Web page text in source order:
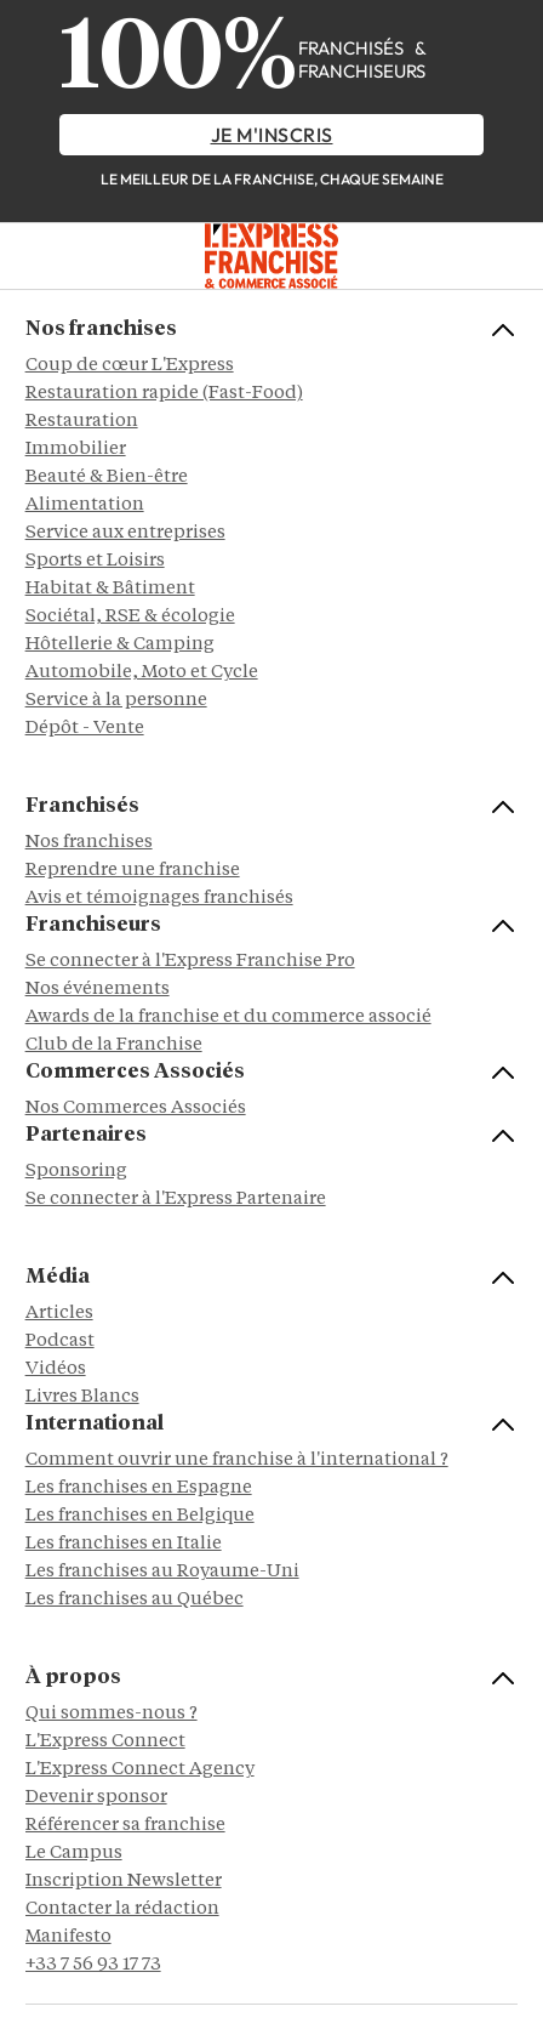
100% FRANCHISÉS &
FRANCHISEURS
JE M'INSCRIS
LE MEILLEUR DE LA FRANCHISE, CHAQUE SEMAINE
Nos franchises
Coup de cœur L'Express
Restauration rapide (Fast-Food)
Restauration
Immobilier
Beauté & Bien-être
Alimentation
Service aux entreprises
Sports et Loisirs
Habitat & Bâtiment
Sociétal, RSE & écologie
Hôtellerie & Camping
Automobile, Moto et Cycle
Service à la personne
Dépôt - Vente
Franchisés
Nos franchises
Reprendre une franchise
Avis et témoignages franchisés
Franchiseurs
Se connecter à l'Express Franchise Pro
Nos événements
Awards de la franchise et du commerce associé
Club de la Franchise
Commerces Associés
Nos Commerces Associés
Partenaires
Sponsoring
Se connecter à l'Express Partenaire
Média
Articles
Podcast
Vidéos
Livres Blancs
International
Comment ouvrir une franchise à l'international ?
Les franchises en Espagne
Les franchises en Belgique
Les franchises en Italie
Les franchises au Royaume-Uni
Les franchises au Québec
À propos
Qui sommes-nous ?
L'Express Connect
L'Express Connect Agency
Devenir sponsor
Référencer sa franchise
Le Campus
Inscription Newsletter
Contacter la rédaction
Manifesto
+33 7 56 93 17 73